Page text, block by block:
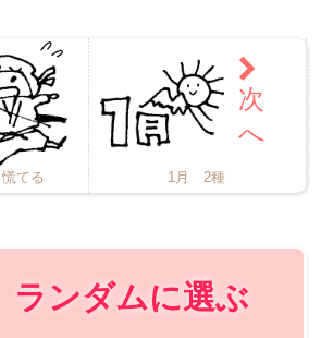
てる 1月 2種
ランダムに選ぶ